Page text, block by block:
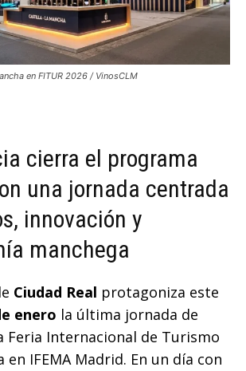
en FITUR 2026 / VinosCLM
cierra el programa
una jornada centrada
innovación y
manchega
Ciudad Real protagoniza este
enero la última jornada de
Feria Internacional de Turismo
en IFEMA Madrid. En un día con